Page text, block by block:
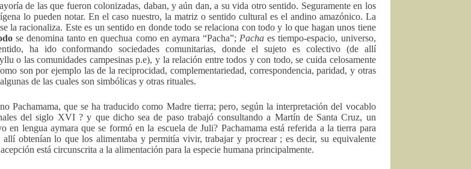
de las que fueron colonizadas, daban, y aún dan, a su vida otro sentido. Seguramente en los
lo pueden notar. En el caso nuestro, la matriz o sentido cultural es el andino amazónico. La
la racionaliza. Este es un sentido en donde todo se relaciona con todo y lo que hagan unos tiene
se denomina tanto en quechua como en aymara “Pacha”;Pacha es tiempo-espacio, universo,
ha ido conformando sociedades comunitarias, donde el sujeto es colectivo (de allí
o las comunidades campesinas p.e), y la relación entre todos y con todo, se cuida celosamente
son por ejemplo las de la reciprocidad, complementariedad, correspondencia, paridad, y otras
de las cuales son simbólicas y otras rituales.
Pachamama, que se ha traducido como Madre tierra; pero, según la interpretación del vocablo
del siglo XVI ? y que dicho sea de paso trabajó consultando a Martín de Santa Cruz, un
en lengua aymara que se formó en la escuela de Juli? Pachamama está referida a la tierra para
obtenían lo que los alimentaba y permitía vivir, trabajar y procrear ; es decir, su equivalente
está circunscrita a la alimentación para la especie humana principalmente.